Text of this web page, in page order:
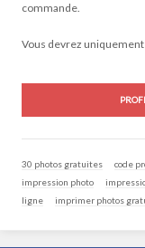
commande.
Vous devrez
30 photos gratuites code
impression photo
ligne
imprimer photos